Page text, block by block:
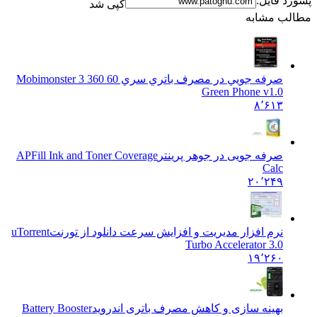
کپی شد
مشابه
صرفه جويي در مصرف باتري سري 60 3
60 3 Mobimonster
Green Phone v1.0
۸٬۶۱۳
صرفه جویی در جوهر پرینتر APFill Ink and Toner Coverage
۲۰٬۲۴۹
نرم افزار مدیریت و افزایش سرعت دانلود از تورنت uTorrent
Turbo Accelerator 3.0
۱۹٬۲۶۰
بهینه سازی و کاهش مصرف باتری اندروید Battery Booster